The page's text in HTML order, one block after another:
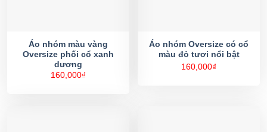
Áo nhóm màu vàng
Oversize phối cổ xanh
dương
160,000₫
Áo nhóm Oversize có cổ
màu đỏ tươi nổi bật
160,000₫